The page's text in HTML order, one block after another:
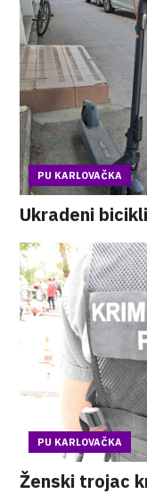
PU KARLOVAČKA
Ukradeni
PU KARLOVAČKA
Ženski trojac